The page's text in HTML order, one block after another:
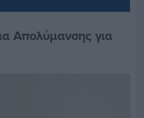
Απολύμανσης για